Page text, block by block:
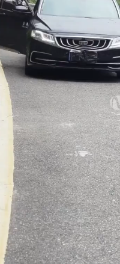
赞(0)
者现场讲述神二十载人飞行
的动物 网友：在广东住久
日 11:31